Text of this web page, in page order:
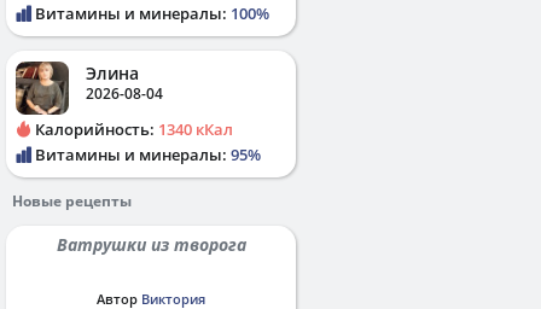
Витамины и минералы: 100%
Элина
2026-08-04
Калорийность: 1340 кКал
Витамины и минералы: 95%
Новые рецепты
Ватрушки из творога
Автор Виктория